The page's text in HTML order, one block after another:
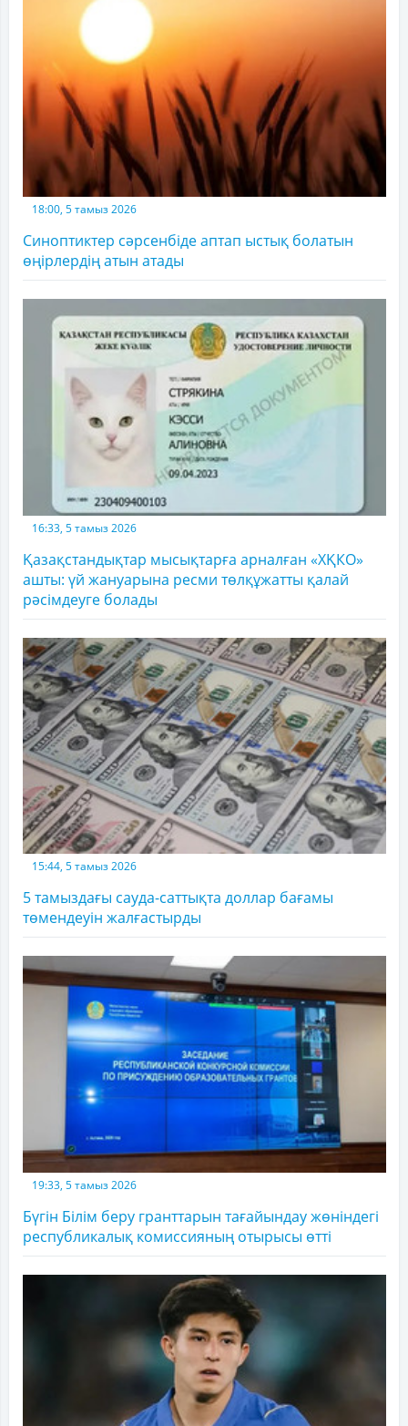
18:00, 5 тамыз 2026
Синоптиктер сәрсенбіде аптап ыстық болатын
өңірлердің атын атады
16:33, 5 тамыз 2026
Қазақстандықтар мысықтарға арналған «ХҚКО»
ашты: үй жануарына ресми төлқұжатты қалай
рәсімдеуге болады
15:44, 5 тамыз 2026
5 тамыздағы сауда-саттықта доллар бағамы
төмендеуін жалғастырды
19:33, 5 тамыз 2026
Бүгін Білім беру гранттарын тағайындау жөніндегі
республикалық комиссияның отырысы өтті